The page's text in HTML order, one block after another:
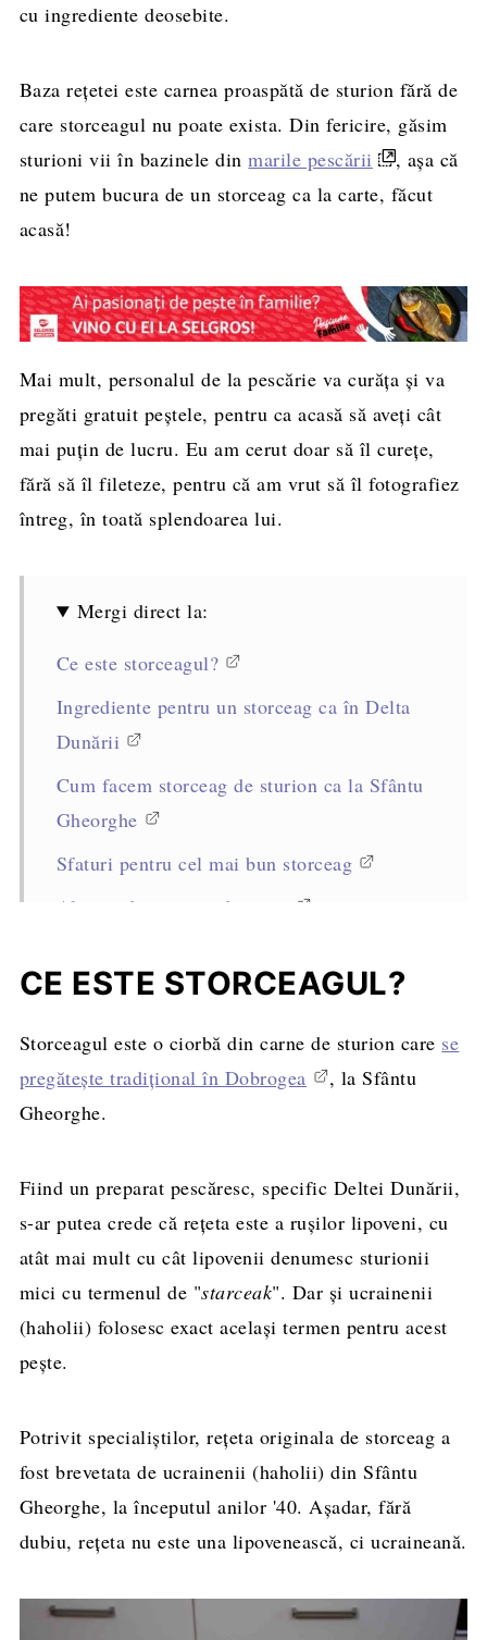
cu ingrediente deosebite.
Baza rețetei este carnea proaspătă de sturion fără de
care storceagul nu poate exista. Din fericire, găsim
sturioni vii în bazinele dinmarile pescării
, așa că
ne putem bucura de un storceag ca la carte, făcut
acasă!
Mai mult, personalul de la pescărie va curăța și va
pregăti gratuit peștele, pentru ca acasă să aveți cât
mai puțin de lucru. Eu am cerut doar să îl curețe,
fără să îl fileteze, pentru că am vrut să îl fotografiez
întreg, în toată splendoarea lui.
Mergi direct la:
Ce este storceagul?
Ingrediente pentru un storceag ca în Delta
Dunării
Cum facem storceag de sturion ca la Sfântu
Gheorghe
Sfaturi pentru cel mai bun storceag
Alte ciorbe și supe de pește
Rețeta completă, cantități și mod de
CE ESTE STORCEAGUL?
Storceagul este o ciorbă din carne de sturion care se
pregătește tradițional în Dobrogea
, la Sfântu
Gheorghe.
Fiind un preparat pescăresc, specific Deltei Dunării,
s-ar putea crede că rețeta este a rușilor lipoveni, cu
atât mai mult cu cât lipovenii denumesc sturionii
mici cu termenul de "starceak". Dar și ucrainenii
(haholii) folosesc exact același termen pentru acest
pește.
Potrivit specialiștilor, rețeta originala de storceag a
fost brevetata de ucrainenii (haholii) din Sfântu
Gheorghe, la începutul anilor '40. Așadar, fără
dubiu, rețeta nu este una lipovenească, ci ucraineană.